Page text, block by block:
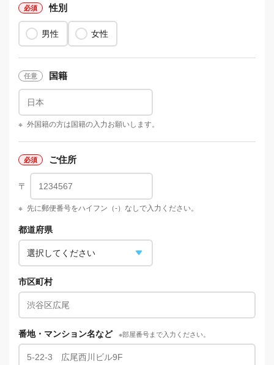
性別
男性 女性
国籍
※ 外国籍の方は国籍の入力お願いします。
ご住所
〒
※ 先に郵便番号をハイフン（-）なしで入力ください。
都道府県
市区町村
番地・マンション名など ※部屋番号まで入力ください。